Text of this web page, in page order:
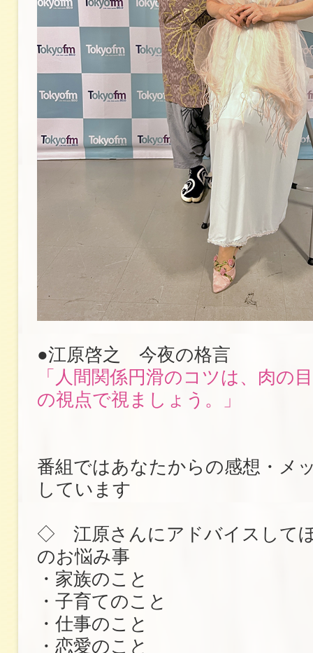
●江原啓之 今夜の格言
「人間関係円滑のコツは、肉の
の視点で視ましょう。」
番組ではあなたからの感想・メ
しています
◇ 江原さんにアドバイスして
のお悩み事
・家族のこと
・子育てのこと
・仕事のこと
・恋愛のこと